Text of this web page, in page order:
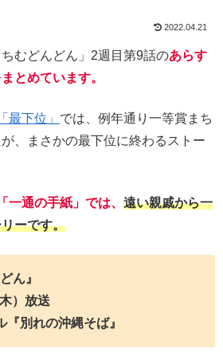
2022.04.21
むどんどん」2週目第9話のあらす
とめています。
最下位」 では、例年通り一等賞まち
、まさかの最下位に終わるストー
一通の手紙」では、 遠い親戚から一
ーです。
ん』
）放送
別れの沖縄そば』